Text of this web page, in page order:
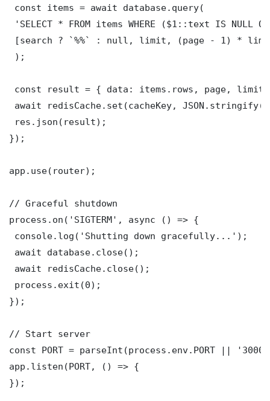
const items = await database.query(
'SELECT * FROM items WHERE ($1::text IS NULL
[search ? `%%` : null, limit, (page - 1) *
);
const result = { data: items.rows, page,
await redisCache.set(cacheKey,
res.json(result);
});
app.use(router);
// Graceful shutdown
process.on('SIGTERM', async () => {
console.log('Shutting down gracefully...');
await database.close();
await redisCache.close();
process.exit(0);
});
// Start server
const PORT = parseInt(process.env.PORT ||
app.listen(PORT, () => {
});